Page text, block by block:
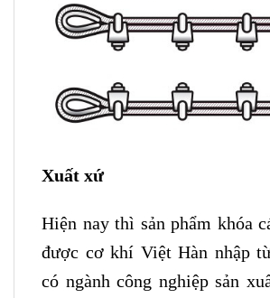
Xuất xứ
Hiện nay thì sản phẩm khóa
được cơ khí Việt Hàn nhập
có ngành công nghiệp sản